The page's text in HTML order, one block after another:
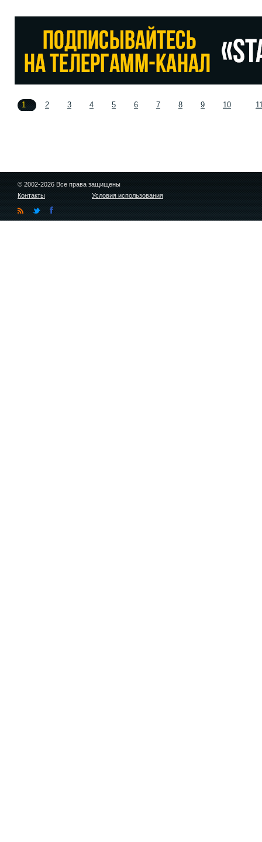
1 2 3 4 5 6 7 8 9 10
© 2002-2026 Все права защищены
Контакты
Условия использования